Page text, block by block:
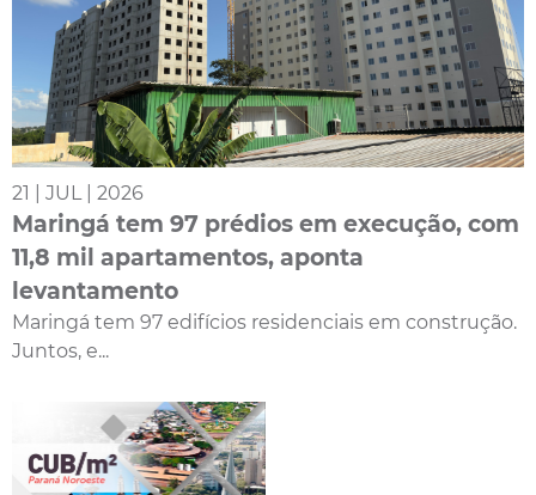
21 | JUL | 2026
Maringá tem 97 prédios em execução, com
11,8 mil apartamentos, aponta
levantamento
Maringá tem 97 edifícios residenciais em construção.
Juntos, e...